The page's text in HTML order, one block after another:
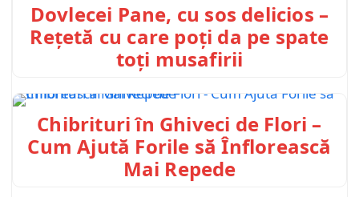
Dovlecei Pane, cu sos delicios –
Rețetă cu care poți da pe spate
toți musafirii
Chibrituri în Ghiveci de Flori –
Cum Ajută Forile să Înflorească
Mai Repede